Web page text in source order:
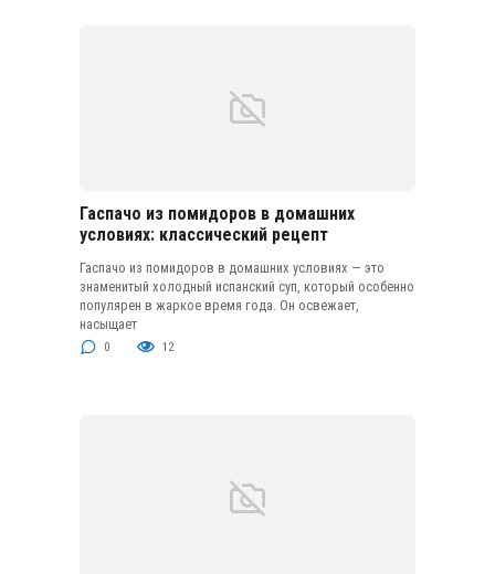
Гаспачо из помидоров в домашних
условиях: классический рецепт
Гаспачо из помидоров в домашних условиях — это
знаменитый холодный испанский суп, который особенно
популярен в жаркое время года. Он освежает,
насыщает
0 12